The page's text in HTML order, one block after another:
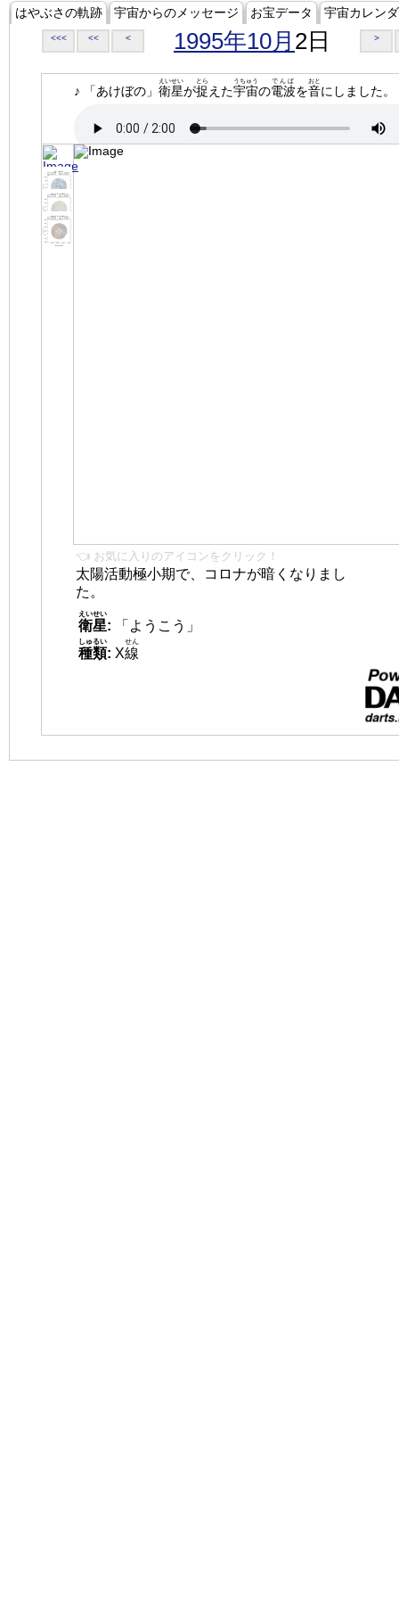
はやぶさの軌跡 宇宙からのメッセージ お宝データ 宇宙カレン
<<< << < 1995年10月 2日 >
♪ 「あけぼの」 衛星
えいせい
が捉
とら
えた宇宙
うちゅう
の電波
でんぱ
を音
おと
にしました。
👈 お気に入りのアイコンをクリック！
太陽活動極小期で、コロナが暗くなりまし
た。
衛星
えいせい
:
「ようこう」
種類
しゅるい
: X線
せん